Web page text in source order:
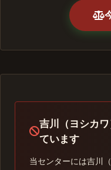
吉川（ヨシカ
ています
当センターには吉川